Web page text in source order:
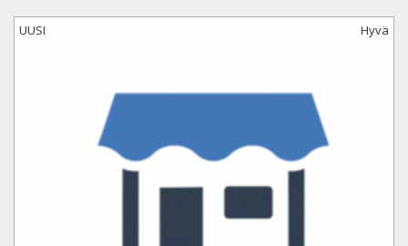
pyöräilyratoja, tenniskenttiä sekä kiipeilypaikkoja.
suihkulähteitä rinteellä, joka johtaa kohti Katalonian
kansallista modernin taiteen museota (MNAC - Museu
National d' Art Catalunya). Viikonloppuisin paikalla
järjestetään upeat suihkulähdenäytökset valoshown ja
musiikin kera. Montjuïc, yksi Barcelonan vanhimmista
osista, on suuri kukkula kaupungin lounaiskulmassa rajaten
UUSI Hyvä